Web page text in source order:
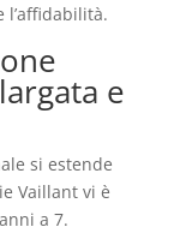
e
si estende
Vaillant vi è
a 7.